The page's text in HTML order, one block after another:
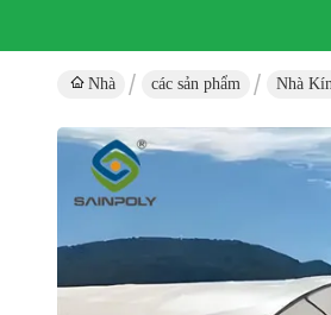
Nhà các sản phẩm Nhà